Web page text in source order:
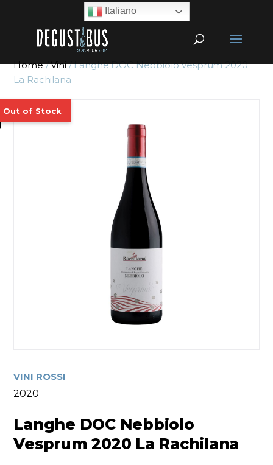
Home/Vini/ Langhe DOC Nebbiolo Vesprum 2020
La Rachilana
VINI ROSSI
2020
Langhe DOC Nebbiolo
Vesprum 2020 La Rachilana
Italiano